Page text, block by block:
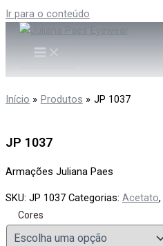
Ir para o conteúdo
Início Produtos JP 1037
JP 1037
Armações Juliana Paes
SKU: JP 1037 Categorias: Acetato,
Cores